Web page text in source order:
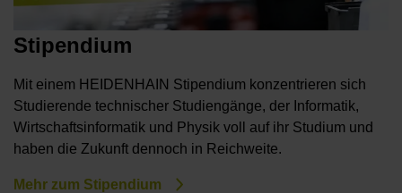
Stipendium
Mit einem HEIDENHAIN Stipendium konzentrieren sich
Studierende technischer Studiengänge, der Informatik,
Wirtschaftsinformatik und Physik voll auf ihr Studium und
haben die Zukunft dennoch in Reichweite.
Mehr zum Stipendium